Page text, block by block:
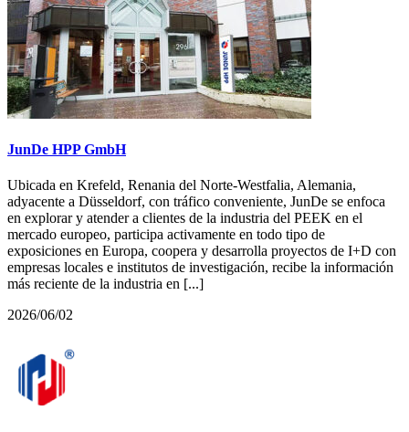
JunDe HPP GmbH
Ubicada en Krefeld, Renania del Norte-Westfalia, Alemania,
adyacente a Düsseldorf, con tráfico conveniente, JunDe se enfoca
en explorar y atender a clientes de la industria del PEEK en el
mercado europeo, participa activamente en todo tipo de
exposiciones en Europa, coopera y desarrolla proyectos de I+D con
empresas locales e institutos de investigación, recibe la información
más reciente de la industria en [...]
2026/06/02